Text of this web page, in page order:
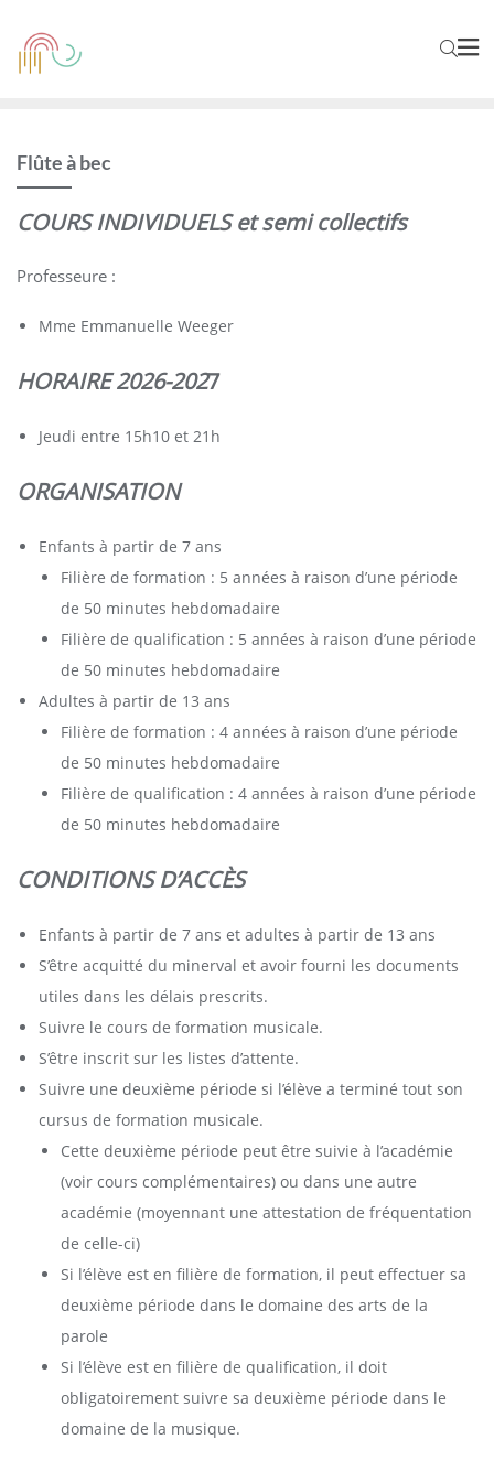
Flûte à bec
COURS INDIVIDUELS et semi collectifs
Professeure :
Mme Emmanuelle Weeger
HORAIRE 2026-2027
Jeudi entre 15h10 et 21h
ORGANISATION
Enfants à partir de 7 ans
Filière de formation : 5 années à raison d’une période
de 50 minutes hebdomadaire
Filière de qualification : 5 années à raison d’une période
de 50 minutes hebdomadaire
Adultes à partir de 13 ans
Filière de formation : 4 années à raison d’une période
de 50 minutes hebdomadaire
Filière de qualification : 4 années à raison d’une période
de 50 minutes hebdomadaire
CONDITIONS D’ACCÈS
Enfants à partir de 7 ans et adultes à partir de 13 ans
S’être acquitté du minerval et avoir fourni les documents
utiles dans les délais prescrits.
Suivre le cours de formation musicale.
S’être inscrit sur les listes d’attente.
Suivre une deuxième période si l’élève a terminé tout son
cursus de formation musicale.
Cette deuxième période peut être suivie à l’académie
(voir cours complémentaires) ou dans une autre
académie (moyennant une attestation de fréquentation
de celle-ci)
Si l’élève est en filière de formation, il peut effectuer sa
deuxième période dans le domaine des arts de la
parole
Si l’élève est en filière de qualification, il doit
obligatoirement suivre sa deuxième période dans le
domaine de la musique.